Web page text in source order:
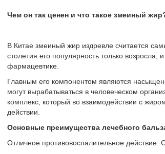
Чем он так ценен и что такое змеиный
В Китае змеиный жир издревле считается
столетия его популярность только
фармацевтике.
Главным его компонентом являются
могут вырабатываться в человеческом
комплекс, который во взаимодействии с
действии.
Основные преимущества лечебного
Отличное противовоспалительное